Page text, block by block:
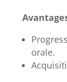
orale.